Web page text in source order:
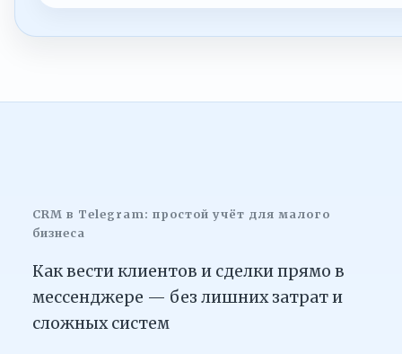
CRM в Telegram: простой учёт для малого
бизнеса
Как вести клиентов и сделки прямо в
мессенджере — без лишних затрат и
сложных систем